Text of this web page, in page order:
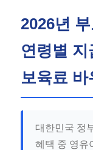
2026년
연령별 지
보육료 바
대한민국 정
혜택 중 영유